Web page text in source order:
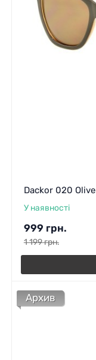
Dackor 020 Olive
У наявності
999 грн.
1 199грн.
Архив